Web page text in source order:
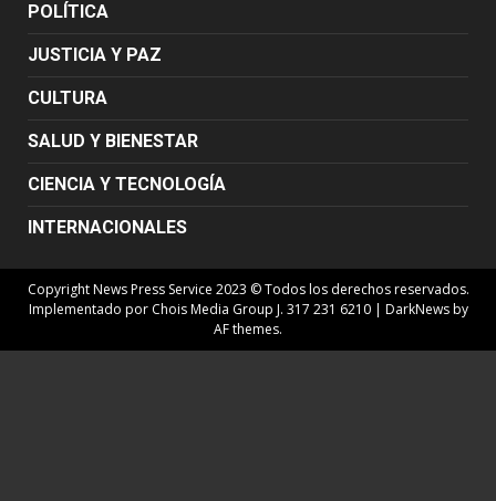
POLÍTICA
JUSTICIA Y PAZ
CULTURA
SALUD Y BIENESTAR
CIENCIA Y TECNOLOGÍA
INTERNACIONALES
Copyright News Press Service 2023 © Todos los derechos reservados.
Implementado por Chois Media Group J. 317 231 6210
DarkNewsby
AF themes.